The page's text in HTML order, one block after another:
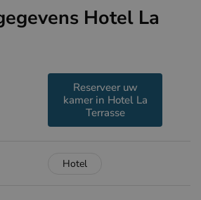
Hotel La
Reserveer uw
kamer in Hotel La
Terrasse
Hotel